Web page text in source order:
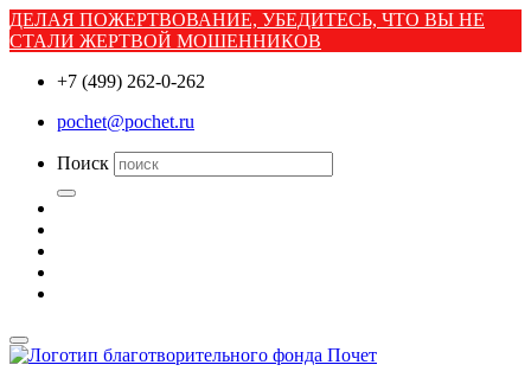
ДЕЛАЯ ПОЖЕРТВОВАНИЕ, УБЕДИТЕСЬ, ЧТО ВЫ НЕ
СТАЛИ ЖЕРТВОЙ МОШЕННИКОВ
+7 (499) 262-0-262
pochet@pochet.ru
Поиск